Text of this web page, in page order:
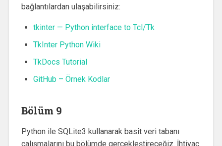
bağlantılardan ulaşabilirsiniz:
tkinter — Python interface to Tcl/Tk
TkInter Python Wiki
TkDocs Tutorial
GitHub – Örnek Kodlar
Bölüm 9
Python ile SQLite3 kullanarak basit veri tabanı
çalışmalarını bu bölümde gerçekleştireceğiz. İhtiyaç